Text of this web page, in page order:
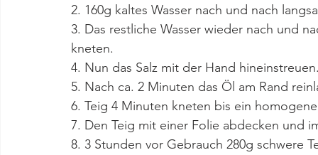
2. 160g kaltes Wasser nach und nach
3. Das restliche Wasser wieder nach und
kneten.
4. Nun das Salz mit der Hand
5. Nach ca. 2 Minuten das Öl am Rand
6. Teig 4 Minuten kneten bis ein
7. Den Teig mit einer Folie abdecken und
8. 3 Stunden vor Gebrauch 280g schwere